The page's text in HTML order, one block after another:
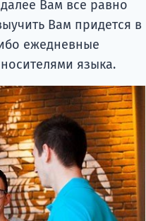
Вам все равно
Вам придется в
ежедневные
языка.